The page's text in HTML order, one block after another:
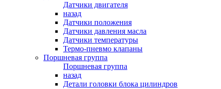
Датчики двигателя
назад
Датчики положения
Датчики давления масла
Датчики температуры
Термо-пневмо клапаны
Поршневая группа
Поршневая группа
назад
Детали головки блока цилиндров